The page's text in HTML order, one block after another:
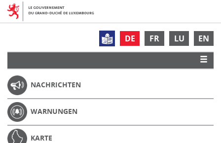
DE FR LU EN
NACHRICHTEN
WARNUNGEN
KARTE